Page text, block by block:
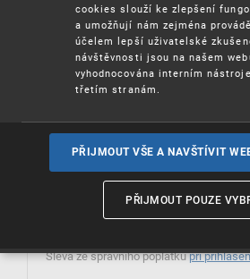
On-line databáze průmyslových vzorů
On-line formuláře
Sleva ze správního poplatkupři
cookies slouží ke zlepšení
a umožňují nám zejména
účelem lepší uživatelské
návštěvnosti jsou na našem
vyhodnocována interním
třetím stranám.
PŘIJMOUT VŠE A NAVŠTÍVIT
PŘIJMOUT POUZE